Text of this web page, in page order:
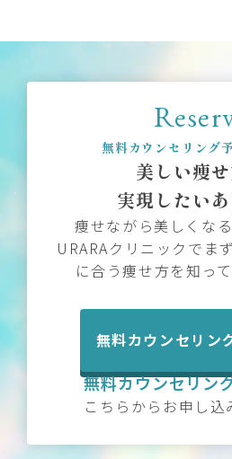
無料カウンセリング
美しい痩
実現したい
痩せながら美しくな
URARAクリニックでま
に合う痩せ方を知っ
無料カウンセリン
無料カウンセリン
こちらからお申し込